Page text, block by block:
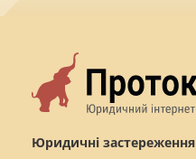
Юридичні застереження